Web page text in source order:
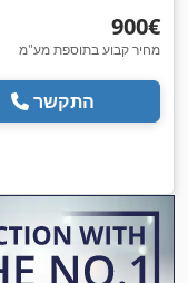
‏900 ‏€
מחיר קבוע בתוספת מע"מ
התקשר